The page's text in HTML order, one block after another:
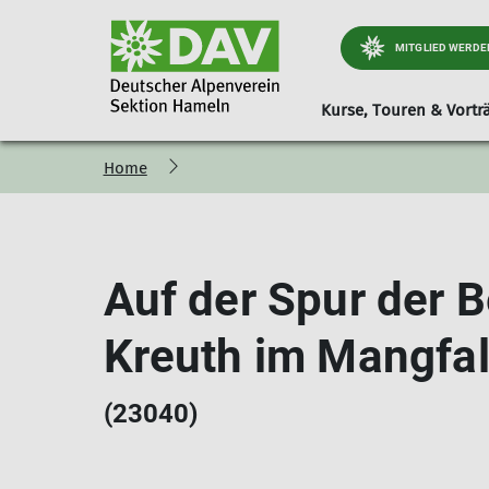
MITGLIED
Kurse, Touren &
Kurse & TourenKooperation ERS
Berichte
JugendgruppeAlpenvereinsbuch
Vorstand Trainer
Home
Auf der Spur der
Kreuth im
(23040)